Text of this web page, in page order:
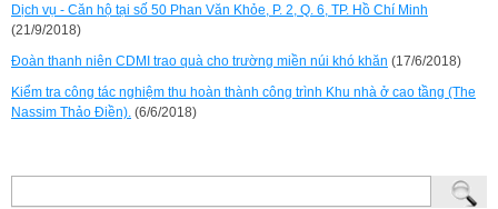
Dịch vụ - Căn hộ tại số 50 Phan Văn Khỏe, P. 2, Q. 6, TP. Hồ Chí Minh
(21/9/2018)
Đoàn thanh niên CDMI trao quà cho trường miền núi khó khăn (17/6/2018)
Kiểm tra công tác nghiệm thu hoàn thành công trình Khu nhà ở cao tầng (The
Nassim Thảo Điền). (6/6/2018)